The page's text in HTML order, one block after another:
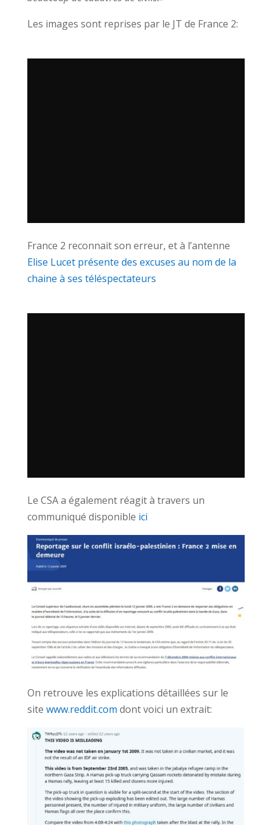
Les images sont reprises par le JT de France 2:
France 2 reconnait son erreur, et à l’antenne
Elise Lucet présente des excuses au nom de la
chaine à ses téléspectateurs
Le CSA a également réagit à travers un
communiqué disponible ici
On retrouve les explications détaillées sur le
site www.reddit.com dont voici un extrait: